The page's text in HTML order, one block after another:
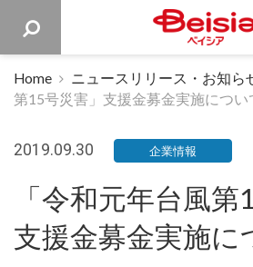
Home ニュースリリース・お知ら
第15号災害」支援金募金実施につい
2019.09.30 企業情報
「令和元年台風第
支援金募金実施に